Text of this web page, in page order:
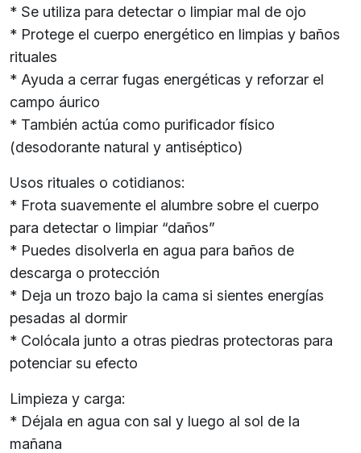
* Se utiliza para detectar o limpiar mal de ojo
* Protege el cuerpo energético en limpias y baños
rituales
* Ayuda a cerrar fugas energéticas y reforzar el
campo áurico
* También actúa como purificador físico
(desodorante natural y antiséptico)
Usos rituales o cotidianos:
* Frota suavemente el alumbre sobre el cuerpo
para detectar o limpiar “daños”
* Puedes disolverla en agua para baños de
descarga o protección
* Deja un trozo bajo la cama si sientes energías
pesadas al dormir
* Colócala junto a otras piedras protectoras para
potenciar su efecto
Limpieza y carga:
* Déjala en agua con sal y luego al sol de la
mañana